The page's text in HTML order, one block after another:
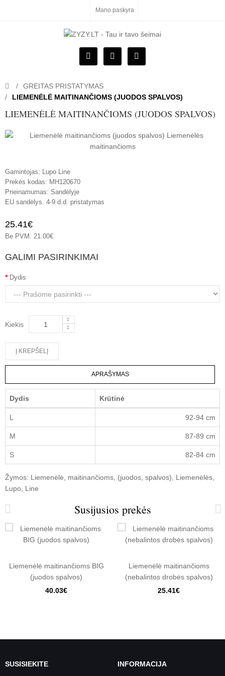
Mano paskyra
GREITAS PRISTATYMAS
LIEMENĖLĖ MAITINANČIOMS (JUODOS SPALVOS)
LIEMENĖLĖ MAITINANČIOMS (JUODOS SPALVOS)
Gamintojas: Lupo Line
Prekės kodas: MH120670
Prieinamumas: Sandėlyje
EU sandėlys. 4-9 d.d. pristatymas
25.41€
Be PVM: 21.00€
GALIMI PASIRINKIMAI
Dydis
Kiekis
APRAŠYMAS
Dydis Krūtinė
L 92-94 cm
M 87-89 cm
S 82-84 cm
Žymos: Liemenėlė maitinančioms (juodos spalvos) Liemenėlės
Lupo Line
Susijusios prekės
Liemenėlė maitinančioms BIG
(juodos spalvos)
40.03€
Liemenėlė maitinančioms
(nebalintos drobės spalvos)
25.41€
SUSISIEKITE INFORMACIJA